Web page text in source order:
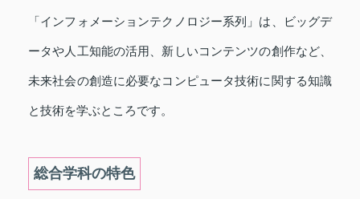
「インフォメーションテクノロジー系列」は、ビッグデ
ータや人工知能の活用、新しいコンテンツの創作など、
未来社会の創造に必要なコンピュータ技術に関する知識
と技術を学ぶところです。
総合学科の特色